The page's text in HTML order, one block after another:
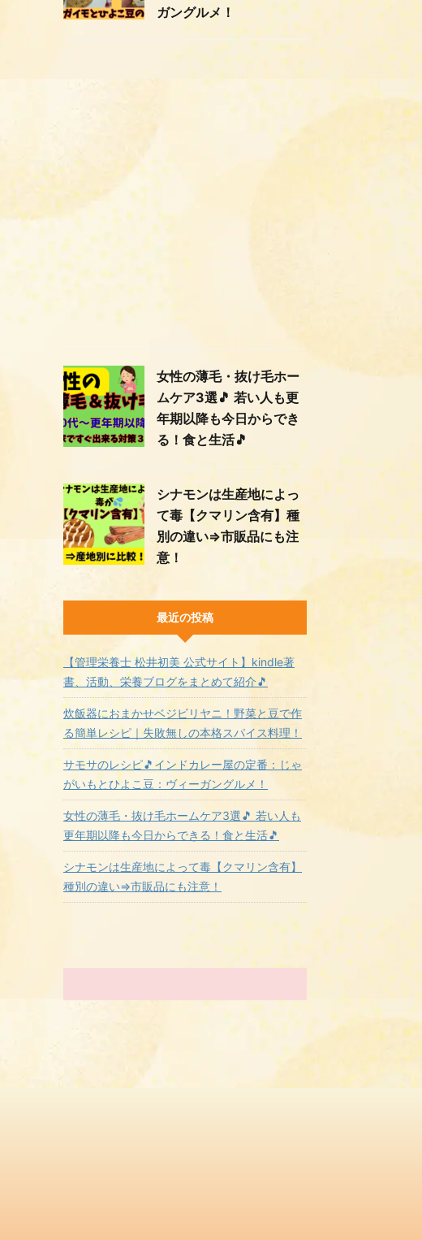
ガングルメ！
女性の薄毛・抜け毛ホー
ムケア3選🎵 若い人も更
年期以降も今日からでき
る！食と生活🎵
シナモンは生産地によっ
て毒【クマリン含有】種
別の違い⇒市販品にも注
意！
最近の投稿
【管理栄養士 松井初美 公式サイト】kindle著
書、活動、栄養ブログをまとめて紹介🎵
炊飯器におまかせベジビリヤニ！野菜と豆で作
る簡単レシピ｜失敗無しの本格スパイス料理！
サモサのレシピ🎵インドカレー屋の定番：じゃ
がいもとひよこ豆：ヴィーガングルメ！
女性の薄毛・抜け毛ホームケア3選🎵 若い人も
更年期以降も今日からできる！食と生活🎵
シナモンは生産地によって毒【クマリン含有】
種別の違い⇒市販品にも注意！